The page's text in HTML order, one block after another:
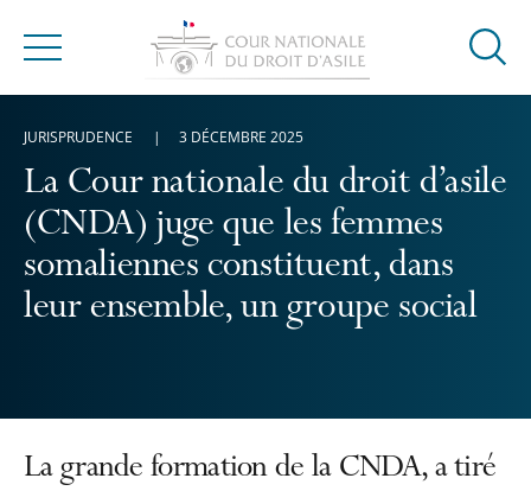
Menu
Ouvrir
La Cour nationale du droit d’asile
(CNDA) juge que les femmes
somaliennes constituent, dans
leur ensemble, un groupe social
JURISPRUDENCE 3 DÉCEMBRE 2025
La grande formation de la CNDA, a tiré